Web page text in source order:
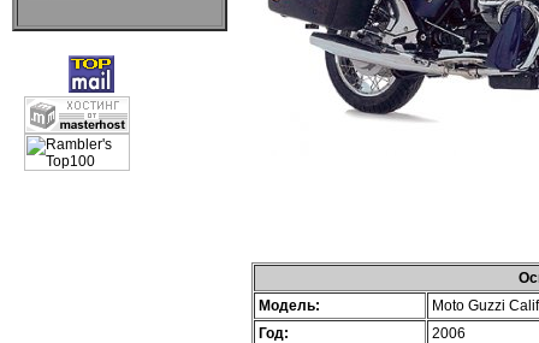
Модель:
Moto Guzzi
Год:
2006